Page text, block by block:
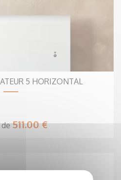
5 HORIZONTAL
de511.00 €